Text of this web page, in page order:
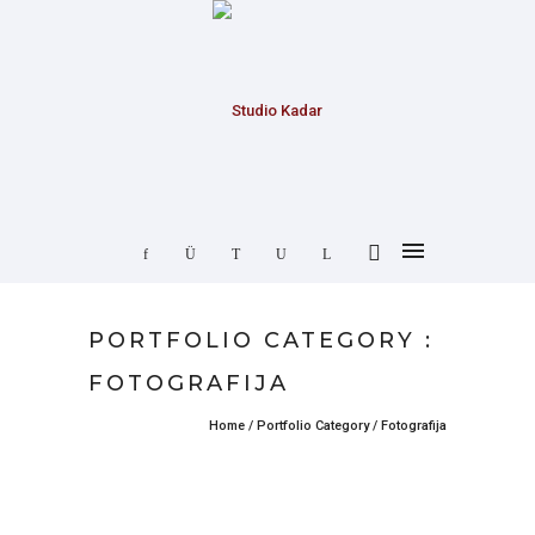
PORTFOLIO CATEGORY :
FOTOGRAFIJA
Home / Portfolio Category / Fotografija